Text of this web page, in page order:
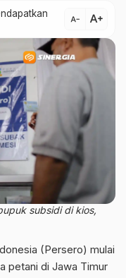
text_decrease text_increase
subsidi di kios,
(Persero) mulai
petani di Jawa Timur